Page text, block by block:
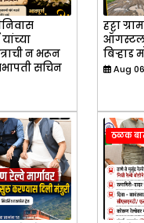
न भरून
सचिन
हट्टा
बिऱ्हाड
Aug
ठळक